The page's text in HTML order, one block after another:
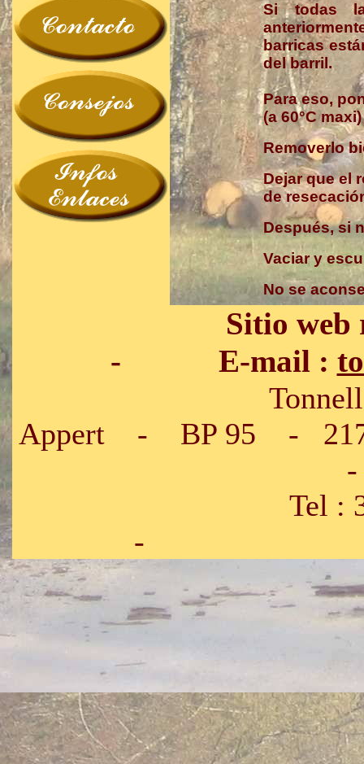
Si todas
barricas
del barril.
Para eso,
(a60°Cmaxi)
Removerlo
Dejar que el
de
Después, si
Vaciar y
No se
Sitio web
- E-mail :
Tonnellerie
Appert - BP 95 - 21703
-
Tel :
- Fax :